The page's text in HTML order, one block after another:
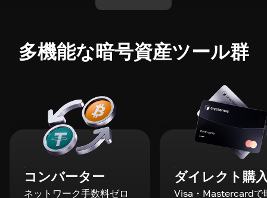
多機能な暗号資産ツール群
コンバーター
ネットワーク手数料ゼロ
ダイレクト購
Visa・Mastercardで